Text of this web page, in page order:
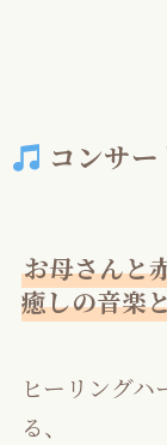
コンサ
お母さんと
癒しの音楽
ヒーリングハ
る、